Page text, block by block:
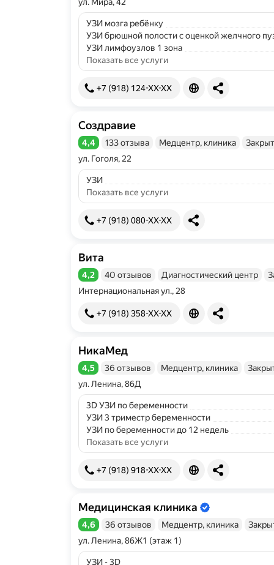
УЗИ мозга ребёнку
УЗИ брюшной полости с оценкой желчного
УЗИ лимфоузлов 1 зона
Показать все услуги
+7 (918) 124-XX-XX
Создравие
Рейтинг 4,4 из 5
4,4 133 отзыва Медцентр, клиника
ул. Гоголя, 22
УЗИ
Показать все услуги
+7 (918) 080-XX-XX
Вита
Рейтинг 4,2 из 5
4,2 40 отзывов Диагностический центр
Интернациональная ул., 28
+7 (918) 358-XX-XX
НикаМед
Рейтинг 4,5 из 5
4,5 36 отзывов Медцентр, клиника
ул. Ленина, 86Д
3D УЗИ по беременности
УЗИ 3 триместр беременности
УЗИ по беременности до 12 недель
Показать все услуги
+7 (918) 918-XX-XX
Медицинская клиника
Информация об организации
Рейтинг 4,6 из 5
4,6 36 отзывов Медцентр, клиника
ул. Ленина, 86Ж1 (этаж 1)
УЗИ - 3D